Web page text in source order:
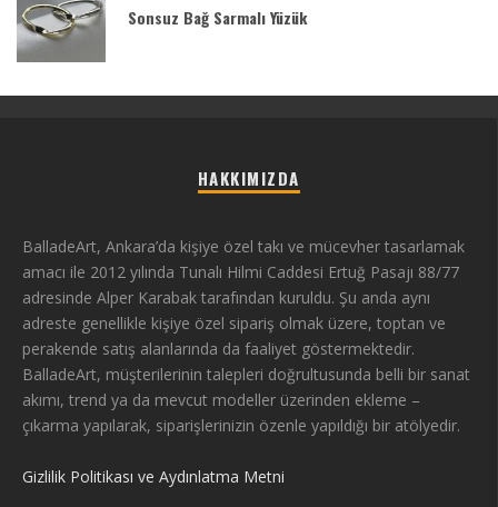
Sonsuz Bağ Sarmalı Yüzük
HAKKIMIZDA
BalladeArt, Ankara’da kişiye özel takı ve mücevher tasarlamak
amacı ile 2012 yılında Tunalı Hilmi Caddesi Ertuğ Pasajı 88/77
adresinde Alper Karabak tarafından kuruldu. Şu anda aynı
adreste genellikle kişiye özel sipariş olmak üzere, toptan ve
perakende satış alanlarında da faaliyet göstermektedir.
BalladeArt, müşterilerinin talepleri doğrultusunda belli bir sanat
akımı, trend ya da mevcut modeller üzerinden ekleme –
çıkarma yapılarak, siparişlerinizin özenle yapıldığı bir atölyedir.
Gizlilik Politikası ve Aydınlatma Metni